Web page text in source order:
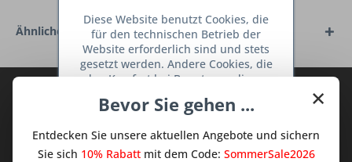
Ähnliche Artikel
TraumKüche Newsletter und verpassen
Sie keine Neuigkeit oder Aktion mehr aus
dem Traum Küchen - Shop.
×
Bevor Sie gehen ...
Entdecken Sie unsere aktuellen Angebote und sichern
Sie sich 10% Rabattmit dem Code: SommerSale2026
Diese Website benutzt Cookies, die
für den technischen Betrieb der
Website erforderlich sind und stets
gesetzt werden. Andere Cookies, die
den Komfort bei Benutzung dieser
dienen oder die Interaktion mit
Netzwerken vereinfachen sollen,
werden nur mit Ihrer Zustimmung